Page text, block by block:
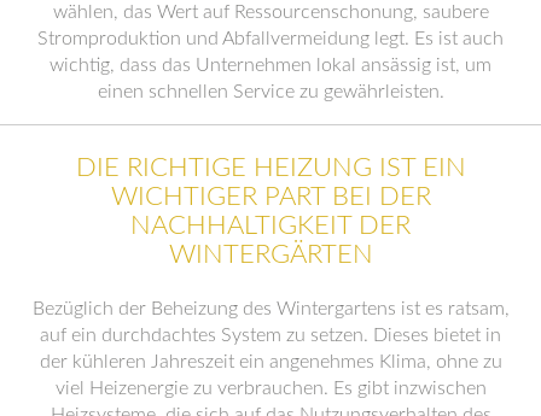
wählen, das Wert auf Ressourcenschonung, saubere
Stromproduktion und Abfallvermeidung legt. Es ist auch
wichtig, dass das Unternehmen lokal ansässig ist, um
einen schnellen Service zu gewährleisten.
DIE RICHTIGE HEIZUNG IST EIN
WICHTIGER PART BEI DER
NACHHALTIGKEIT DER
WINTERGÄRTEN
Bezüglich der Beheizung des Wintergartens ist es ratsam,
auf ein durchdachtes System zu setzen. Dieses bietet in
der kühleren Jahreszeit ein angenehmes Klima, ohne zu
viel Heizenergie zu verbrauchen. Es gibt inzwischen